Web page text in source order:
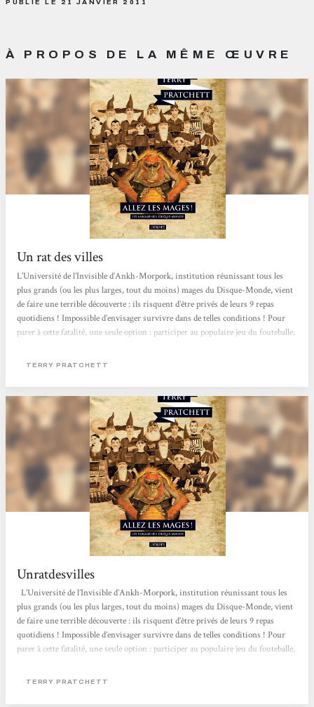
PUBLIÉ LE 21 JANVIER 2011
À PROPOS DE LA MÊME ŒUVRE
Un rat des villes
L’Université de l’Invisible d’Ankh-Morpork, institution réunissant tous les
plus grands (ou les plus larges, tout du moins) mages du Disque-Monde, vient
de faire une terrible découverte : ils risquent d’être privés de leurs 9 repas
quotidiens ! Impossible d’envisager survivre dans de telles conditions ! Pour
parer à cette fatalité, une seule option : participer au populaire jeu du fouteballe,
Juliette, les cuisinières de nuit, ainsi que de Trev et Daingue, travailleurs des
TERRY PRATCHETT
Unratdesvilles
L’Université de l’Invisible d’Ankh-Morpork, institution réunissant tous les
plus grands (ou les plus larges, tout du moins) mages du Disque-Monde, vient
de faire une terrible découverte : ils risquent d’être privés de leurs 9 repas
quotidiens ! Impossible d’envisager survivre dans de telles conditions ! Pour
parer à cette fatalité, une seule option : participer au populaire jeu du fouteballe,
Juliette, les cuisinières de nuit, ainsi que de Trev et Daingue, travailleurs des
TERRY PRATCHETT